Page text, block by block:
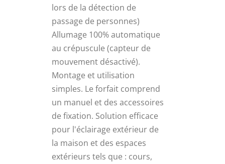
lors de la détection de
passage de personnes)
Allumage 100% automatique
au crépuscule (capteur de
mouvement désactivé).
Montage et utilisation
simples. Le forfait comprend
un manuel et des accessoires
de fixation. Solution efficace
pour l'éclairage extérieur de
la maison et des espaces
extérieurs tels que : cours,